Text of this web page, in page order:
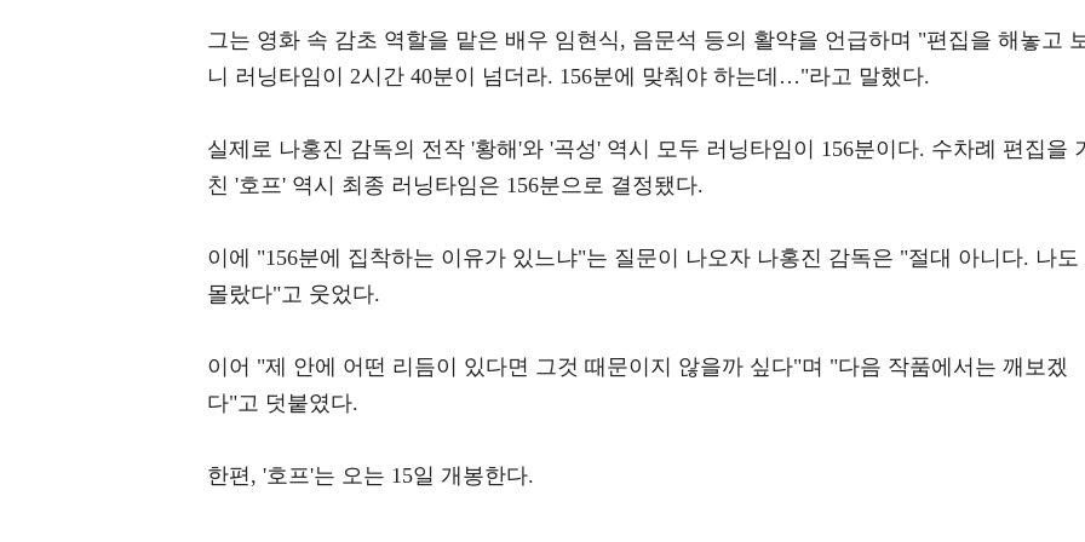
그는 영화 속 감초 역할을 맡은 배우 임현식, 음문석 등의 활약을 언급하며 "편집을 해놓고
니 러닝타임이 2시간 40분이 넘더라. 156분에 맞춰야 하는데…"라고 말했다.
실제로 나홍진 감독의 전작 '황해'와 '곡성' 역시 모두 러닝타임이 156분이다. 수차례 편집을
친 '호프' 역시 최종 러닝타임은 156분으로 결정됐다.
이에 "156분에 집착하는 이유가 있느냐"는 질문이 나오자 나홍진 감독은 "절대 아니다. 나도
몰랐다"고 웃었다.
이어 "제 안에 어떤 리듬이 있다면 그것 때문이지 않을까 싶다"며 "다음 작품에서는 깨보겠
다"고 덧붙였다.
한편, '호프'는 오는 15일 개봉한다.